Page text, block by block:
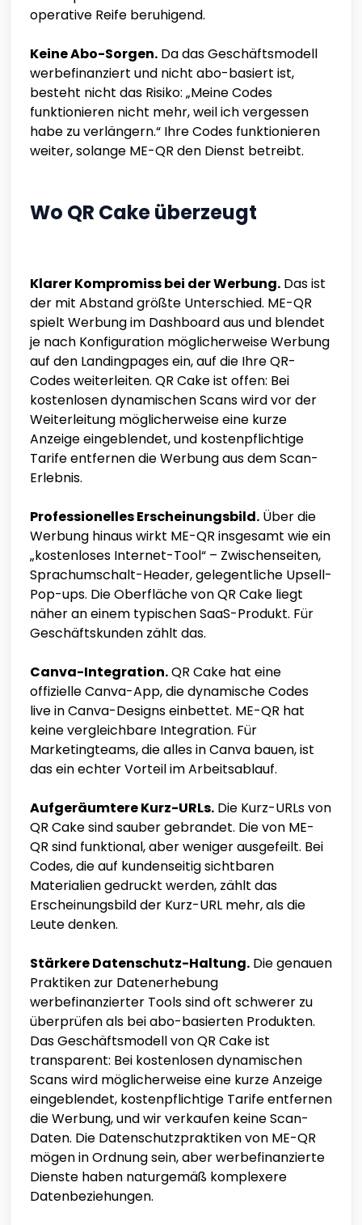
operative Reife beruhigend.
Keine Abo-Sorgen. Da das Geschäftsmodell
werbefinanziert und nicht abo-basiert ist,
besteht nicht das Risiko: „Meine Codes
funktionieren nicht mehr, weil ich vergessen
habe zu verlängern.“ Ihre Codes funktionieren
weiter, solange ME-QR den Dienst betreibt.
Wo QR Cake überzeugt
Klarer Kompromiss bei der Werbung. Das ist
der mit Abstand größte Unterschied. ME-QR
spielt Werbung im Dashboard aus und blendet
je nach Konfiguration möglicherweise Werbung
auf den Landingpages ein, auf die Ihre QR-
Codes weiterleiten. QR Cake ist offen: Bei
kostenlosen dynamischen Scans wird vor der
Weiterleitung möglicherweise eine kurze
Anzeige eingeblendet, und kostenpflichtige
Tarife entfernen die Werbung aus dem Scan-
Erlebnis.
Professionelles Erscheinungsbild. Über die
Werbung hinaus wirkt ME-QR insgesamt wie ein
„kostenloses Internet-Tool“ – Zwischenseiten,
Sprachumschalt-Header, gelegentliche Upsell-
Pop-ups. Die Oberfläche von QR Cake liegt
näher an einem typischen SaaS-Produkt. Für
Geschäftskunden zählt das.
Canva-Integration.QR Cake hat eine
offizielle Canva-App, die dynamische Codes
live in Canva-Designs einbettet. ME-QR hat
keine vergleichbare Integration. Für
Marketingteams, die alles in Canva bauen, ist
das ein echter Vorteil im Arbeitsablauf.
Aufgeräumtere Kurz-URLs. Die Kurz-URLs von
QR Cake sind sauber gebrandet. Die von ME-
QR sind funktional, aber weniger ausgefeilt. Bei
Codes, die auf kundenseitig sichtbaren
Materialien gedruckt werden, zählt das
Erscheinungsbild der Kurz-URL mehr, als die
Leute denken.
Stärkere Datenschutz-Haltung. Die genauen
Praktiken zur Datenerhebung
werbefinanzierter Tools sind oft schwerer zu
überprüfen als bei abo-basierten Produkten.
Das Geschäftsmodell von QR Cake ist
transparent: Bei kostenlosen dynamischen
Scans wird möglicherweise eine kurze Anzeige
eingeblendet, kostenpflichtige Tarife entfernen
die Werbung, und wir verkaufen keine Scan-
Daten. Die Datenschutzpraktiken von ME-QR
mögen in Ordnung sein, aber werbefinanzierte
Dienste haben naturgemäß komplexere
Datenbeziehungen.